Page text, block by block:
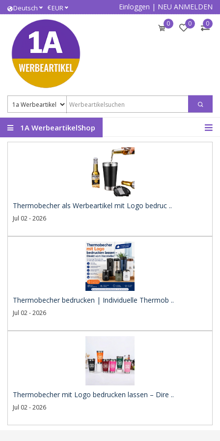
Deutsch €EUR Einloggen | NEU ANMELDEN
0 0 0
1A WerbeartikelShop
Thermobecher als Werbeartikel mit Logo bedruc ..
Jul 02 - 2026
Thermobecher bedrucken | Individuelle Thermob ..
Jul 02 - 2026
Thermobecher mit Logo bedrucken lassen – Dire ..
Jul 02 - 2026